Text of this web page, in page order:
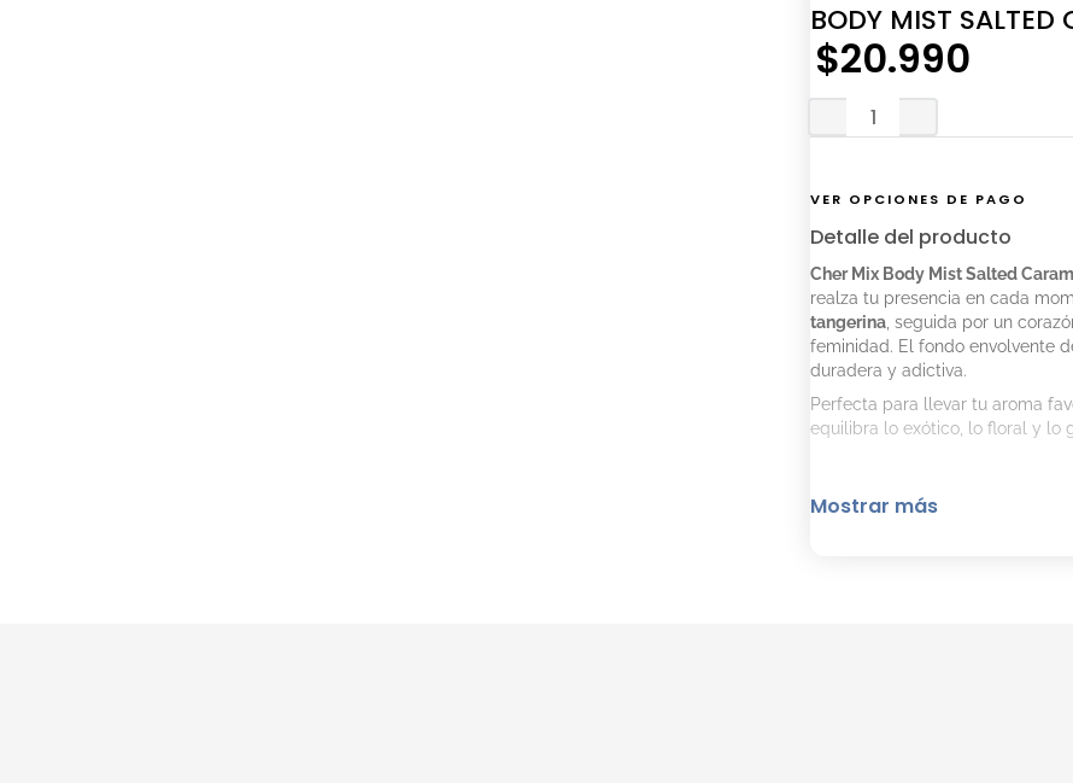
BODY MIST SALTED
$20.990
VER OPCIONES DE PAGO
Detalle del producto
Cher Mix Body Mist Salted
realza tu presencia en cada
tangerina , seguida por un
feminidad. El fondo envolvente
duradera y adictiva.
Perfecta para llevar tu aroma
equilibra lo exótico, lo floral y lo
Mostrar más